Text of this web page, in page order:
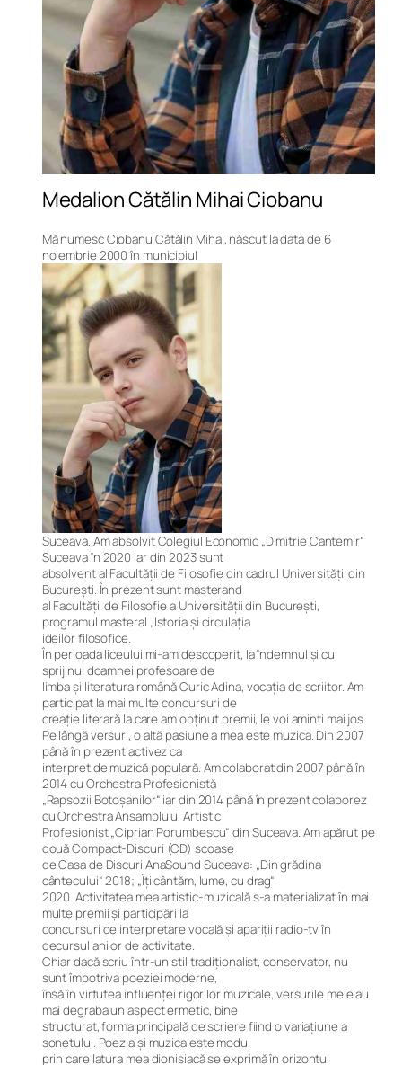
Medalion Cătălin Mihai Ciobanu
Mă numesc Ciobanu Cătălin Mihai, născut la data de 6
noiembrie 2000 în municipiul
Suceava. Am absolvit Colegiul Economic „Dimitrie Cantemir“
Suceava în 2020 iar din 2023 sunt
absolvent al Facultății de Filosofie din cadrul Universității din
București. În prezent sunt masterand
al Facultății de Filosofie a Universității din București,
programul masteral „Istoria și circulația
ideilor filosofice.
În perioada liceului mi-am descoperit, la îndemnul și cu
sprijinul doamnei profesoare de
limba și literatura română Curic Adina, vocația de scriitor. Am
participat la mai multe concursuri de
creație literară la care am obținut premii, le voi aminti mai jos.
Pe lângă versuri, o altă pasiune a mea este muzica. Din 2007
până în prezent activez ca
interpret de muzică populară. Am colaborat din 2007 până în
2014 cu Orchestra Profesionistă
„Rapsozii Botoșanilor“ iar din 2014 până în prezent colaborez
cu Orchestra Ansamblului Artistic
Profesionist „Ciprian Porumbescu“ din Suceava. Am apărut pe
două Compact-Discuri (CD) scoase
de Casa de Discuri AnaSound Suceava: „Din grădina
cântecului“ 2018; „Îți cântăm, lume, cu drag“
2020. Activitatea mea artistic-muzicală s-a materializat în mai
multe premii și participări la
concursuri de interpretare vocală și apariții radio-tv în
decursul anilor de activitate.
Chiar dacă scriu într-un stil tradiționalist, conservator, nu
sunt împotriva poeziei moderne,
însă în virtutea influenței rigorilor muzicale, versurile mele au
mai degraba un aspect ermetic, bine
structurat, forma principală de scriere fiind o variațiune a
sonetului. Poezia și muzica este modul
prin care latura mea dionisiacă se exprimă în orizontul